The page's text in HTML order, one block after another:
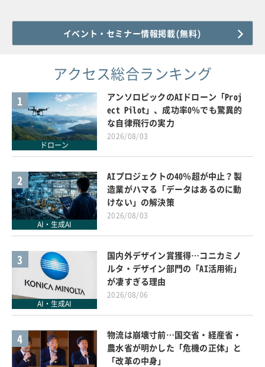
イベント・セミナー情報掲載(無料)
アクセス総合ランキング
1
ドローン
アンソロピックのAIドローン「Proj
ect Pilot」、成功率0％でも驚異的
な自律飛行の実力
2026/08/03
2
AI・生成AI
AIプロジェクトの40％超が中止？製
造業がハマる「データはあるのに動
けない」の解決策
2026/08/03
3
AI・生成AI
国内外デザイン賞獲得…コニカミノ
ルタ・デザイン部門の「AI活用術」
が凄すぎる理由
2026/08/06
4
物流は崩壊寸前…国交省・経産省・
農水省が明かした「危機の正体」と
「改革の中身」